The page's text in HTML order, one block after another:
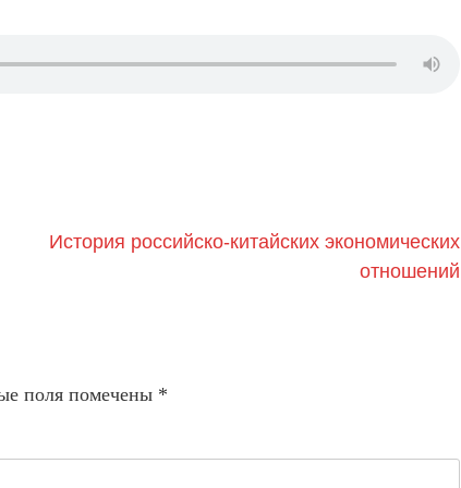
История российско-китайских экономических
отношений
поля помечены *